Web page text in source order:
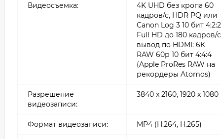
Видеосъемка:
4K UHD без кропа 60
кадров/с, HDR PQ или
Canon Log 3 10 бит
Full HD до 180 кадров/
вывод по HDMI: 6К
RAW 60р 10 бит 4:4:4
(Apple ProRes RAW на
рекордеры Atomos)
Разрешение
видеозаписи:
3840 x 2160, 1920 x 1080
Формат видеозаписи: MP4 (H.264, H.265)